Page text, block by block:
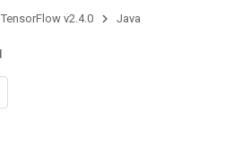
TensorFlow v2.4.0 Java